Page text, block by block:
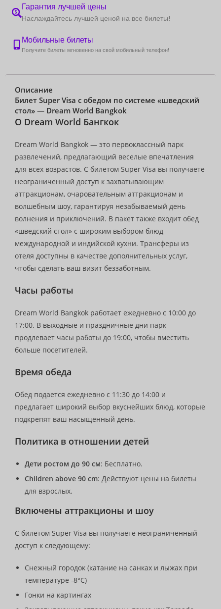
Гарантия лучшей цены
Наслаждайтесь лучшей ценой на все билеты!
Мобильные билеты
Получите билеты мгновенно на свой мобильный телефон!
Описание
Билет Super Visa с обедом по системе «шведский
стол» — Dream World Bangkok
О Dream World Бангкок
Dream World Bangkok — это первоклассный парк
развлечений, предлагающий веселые впечатления
для всех возрастов. С билетом Super Visa вы получаете
неограниченный доступ к захватывающим
аттракционам, очаровательным аттракционам и
волшебным шоу, гарантируя незабываемый день
волнения и приключений. В пакет также входит обед
«шведский стол» с широким выбором блюд
международной и индийской кухни. Трансферы из
отеля доступны в качестве дополнительных услуг,
чтобы сделать ваш визит беззаботным.
Часы работы
Dream World Bangkok работает ежедневно с 10:00 до
17:00. В выходные и праздничные дни парк
продлевает часы работы до 19:00, чтобы вместить
больше посетителей.
Время обеда
Обед подается ежедневно с 11:30 до 14:00 и
предлагает широкий выбор вкуснейших блюд, которые
подкрепят ваш насыщенный день.
Политика в отношении детей
Дети ростом до 90 см: Бесплатно.
Children above 90 cm: Действуют цены на билеты
для взрослых.
Включены аттракционы и шоу
С билетом Super Visa вы получаете неограниченный
доступ к следующему:
Снежный городок (катание на санках и лыжах при
температуре -8°C)
Гонки на картингах